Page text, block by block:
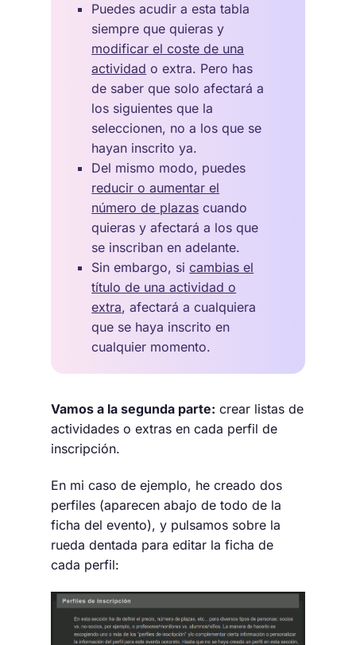
Puedes acudir a esta tabla
siempre que quieras y
modificar el coste de una
actividad o extra. Pero has
de saber que solo afectará a
los siguientes que la
seleccionen, no a los que se
hayan inscrito ya.
Del mismo modo, puedes
reducir o aumentar el
número de plazas cuando
quieras y afectará a los que
se inscriban en adelante.
Sin embargo, sicambias el
título de una actividad o
extra, afectará a cualquiera
que se haya inscrito en
cualquier momento.
Vamos a la segunda parte: crear listas de
actividades o extras en cada perfil de
inscripción.
En mi caso de ejemplo, he creado dos
perfiles (aparecen abajo de todo de la
ficha del evento), y pulsamos sobre la
rueda dentada para editar la ficha de
cada perfil: